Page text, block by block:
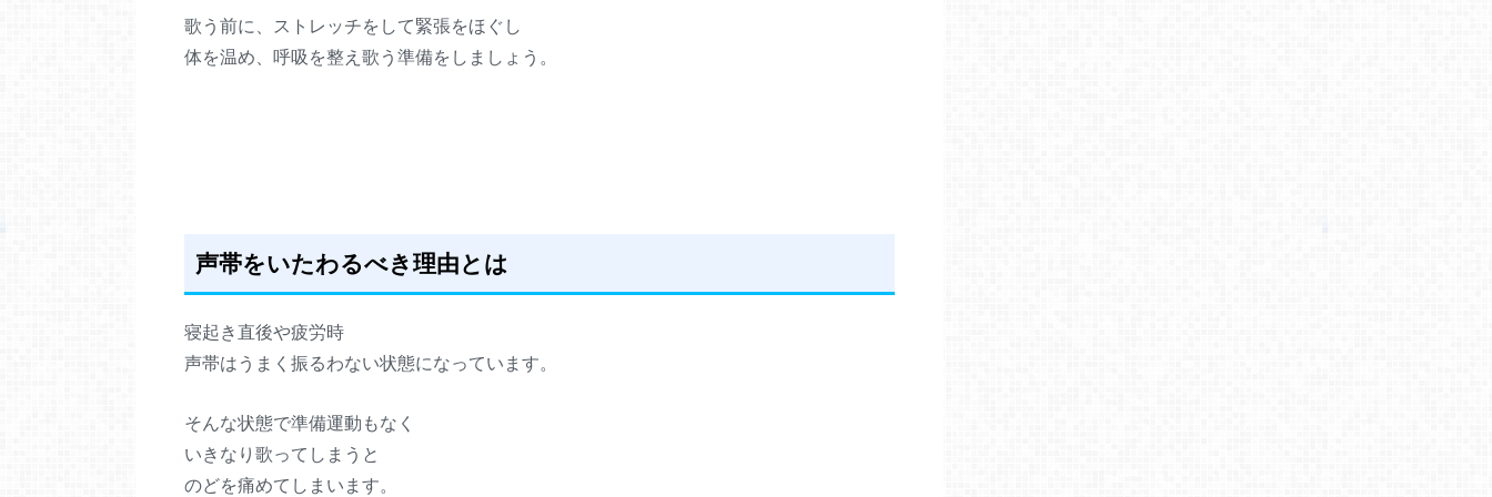
歌う前に、ストレッチをして緊張をほぐし
体を温め、呼吸を整え歌う準備をしましょう。
声帯をいたわるべき理由とは
寝起き直後や疲労時
声帯はうまく振るわない状態になっています。
そんな状態で準備運動もなく
いきなり歌ってしまうと
のどを痛めてしまいます。